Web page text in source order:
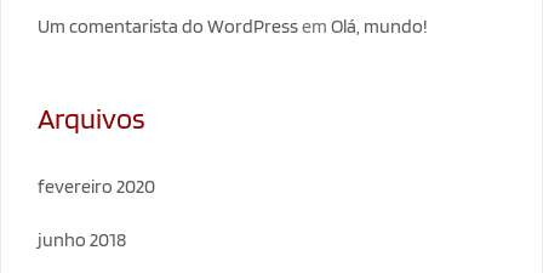
Um comentarista do WordPressem Olá, mundo!
Arquivos
fevereiro 2020
junho 2018